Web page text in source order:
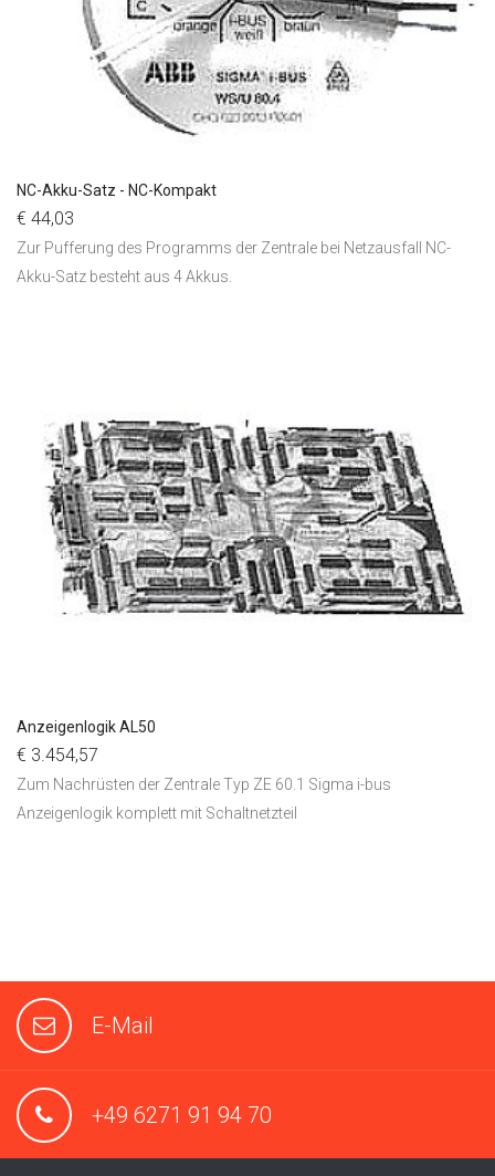
NC-Akku-Satz - NC-Kompakt
€ 44,03
Zur Pufferung des Programms der Zentrale bei Netzausfall NC-
Akku-Satz besteht aus 4 Akkus.
Anzeigenlogik AL50
€ 3.454,57
Zum Nachrüsten der Zentrale Typ ZE 60.1 Sigma i-bus
Anzeigenlogik komplett mit Schaltnetzteil
E-Mail
+49 6271 91 94 70